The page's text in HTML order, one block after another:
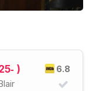
6.8
)